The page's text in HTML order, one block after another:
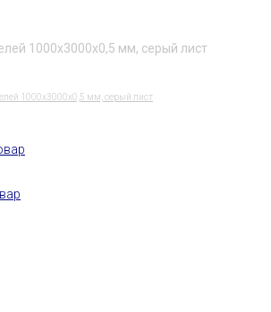
1000х3000х0,5 мм, серый лист
1000х3000х0,5 мм, серый лист